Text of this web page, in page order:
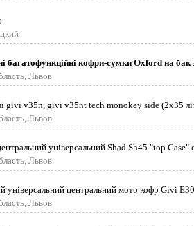
багатофункційні кофри-сумки Oxford на бак
м Львов
givi v35n, givi v35nt tech monokey side (2x35
Львов
універсальний Shad Sh45 "top Case"
Львов
універсальний центральний мото кофр Givi
Львов